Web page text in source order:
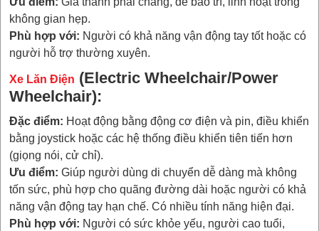
không gian hẹp.
Phù hợp với: Người có khả năng vận động tay tốt hoặc có
người hỗ trợ thường xuyên.
Xe Lăn Điện (Electric Wheelchair/Power
Wheelchair):
Đặc điểm: Hoạt động bằng động cơ điện và pin, điều khiển
bằng joystick hoặc các hệ thống điều khiển tiên tiến hơn
(giọng nói, cử chỉ).
Ưu điểm: Giúp người dùng di chuyển dễ dàng mà không
tốn sức, phù hợp cho quãng đường dài hoặc người có khả
năng vận động tay hạn chế. Có nhiều tính năng hiện đại.
Phù hợp với: Người có sức khỏe yếu, người cao tuổi,